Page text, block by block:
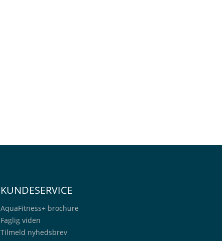
KUNDESERVICE
AquaFitness+ brochure
Faglig viden
Tilmeld nyhedsbrev